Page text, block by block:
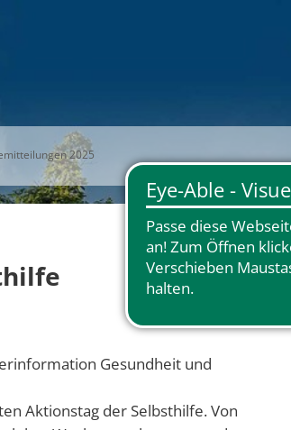
2025
Gesundheit und
Aktionstag der Selbsthilfe. Von